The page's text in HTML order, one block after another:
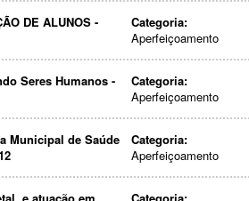
DE ALUNOS -
Categoria:
Aperfeiçoamento
Seres Humanos -
Categoria:
Aperfeiçoamento
Municipal de Saúde
Categoria:
Aperfeiçoamento